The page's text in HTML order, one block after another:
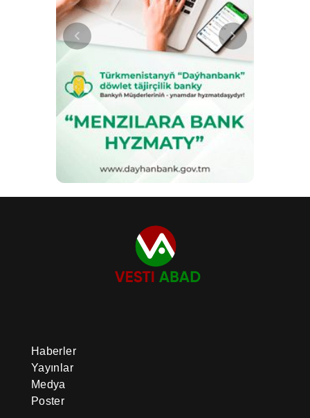
Haberler
Yayınlar
Medya
Poster